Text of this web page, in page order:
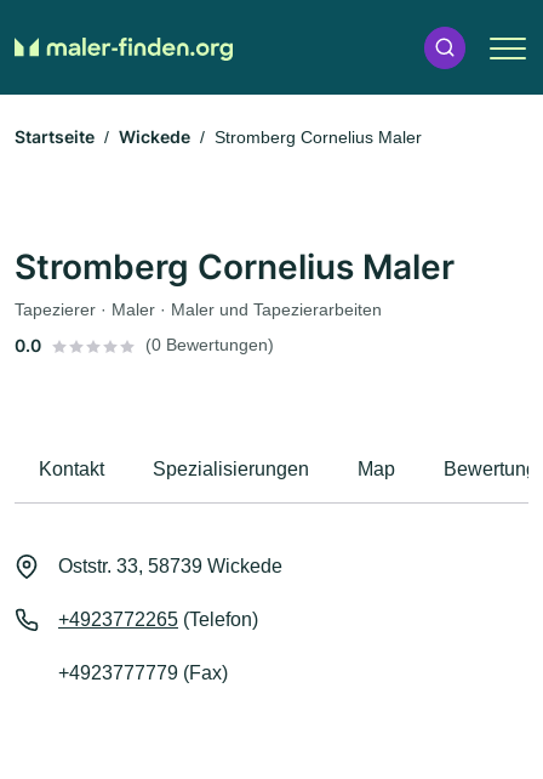
Startseite Wickede Stromberg Cornelius Maler
Stromberg Cornelius Maler
Tapezierer · Maler · Maler und Tapezierarbeiten
0.0 (0 Bewertungen)
Kontakt Spezialisierungen Map
Oststr. 33, 58739 Wickede
+4923772265 (Telefon)
+4923777779 (Fax)